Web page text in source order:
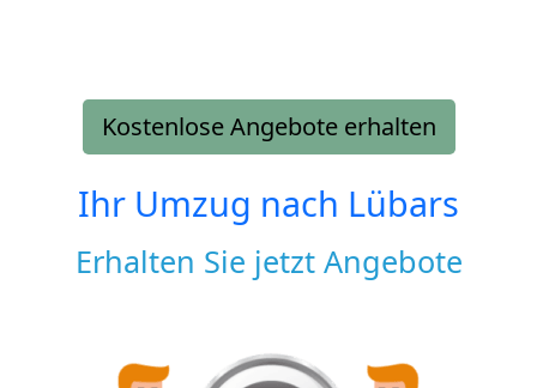
Kostenlose Angebote erhalten
Ihr Umzug nach Lübars
Erhalten Sie jetzt Angebote